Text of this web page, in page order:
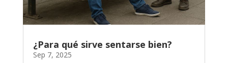
¿Para qué sirve sentarse bien?
Sep 7, 2025